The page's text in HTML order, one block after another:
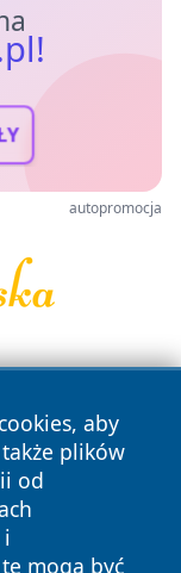
autopromocja
aby
także plików
od
mogą być
prawa